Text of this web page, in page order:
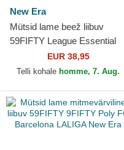
New Era
Mütsid lame beež liibuv
59FIFTY League Essential
New York Yankees MLB
New Era
EUR 38,95
Telli kohale homme, 7. Aug.